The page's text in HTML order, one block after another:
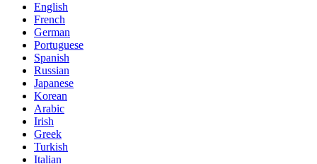
English
French
German
Portuguese
Spanish
Russian
Japanese
Korean
Arabic
Irish
Greek
Turkish
Italian